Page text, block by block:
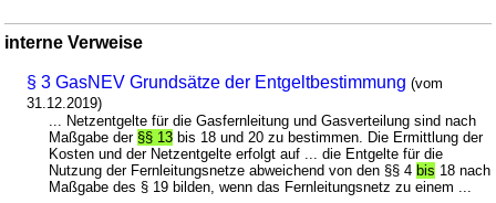
interne Verweise
§ 3 GasNEV Grundsätze der Entgeltbestimmung (vom
31.12.2019)
... Netzentgelte für die Gasfernleitung und Gasverteilung sind nach
Maßgabe der §§ 13 bis 18 und 20 zu bestimmen. Die Ermittlung der
Kosten und der Netzentgelte erfolgt auf ... die Entgelte für die
Nutzung der Fernleitungsnetze abweichend von den §§ 4bis 18 nach
Maßgabe des § 19 bilden, wenn das Fernleitungsnetz zu einem ...